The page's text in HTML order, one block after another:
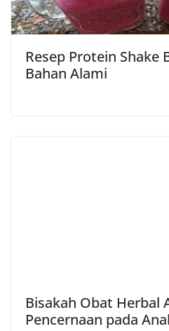
Resep Protein Shake
Bahan Alami
Bisakah Obat Herbal
Pencernaan pada